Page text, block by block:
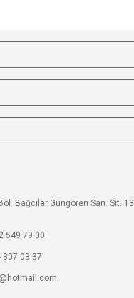
Bağcılar Güngören San. Sit.
549 79 00
307 03 37